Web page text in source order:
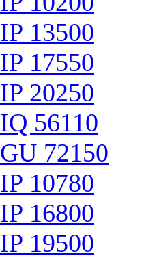
IP 13500
IP 17550
IP 20250
IQ 56110
GU 72150
IP 10780
IP 16800
IP 19500